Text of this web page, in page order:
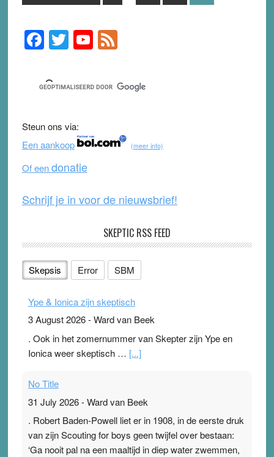
to
Primary
Sidebar
F
a
c
e
b
o
o
k
T
wi
tt
er
Y
o
u
T
b
e
F
e
d
Steun ons via:
Een aankoop
(meer info)
Of eendonatie
Schrijf je in voor de nieuwsbrief!
SKEPTIC RSS FEED
Skepsis Error SBM
Ype & Ionica zijn skeptisch
3 August 2026-Ward van Beek
. Ook in het zomernummer van Skepter zijn Ype en
Ionica weer skeptisch … [...]
No Title
31 July 2026-Ward van Beek
. Robert Baden-Powell liet er in 1908, in de eerste druk
van zijn Scouting for boys geen twijfel over bestaan:
‘Ga nooit pal na een maaltijd in diep water zwemmen,